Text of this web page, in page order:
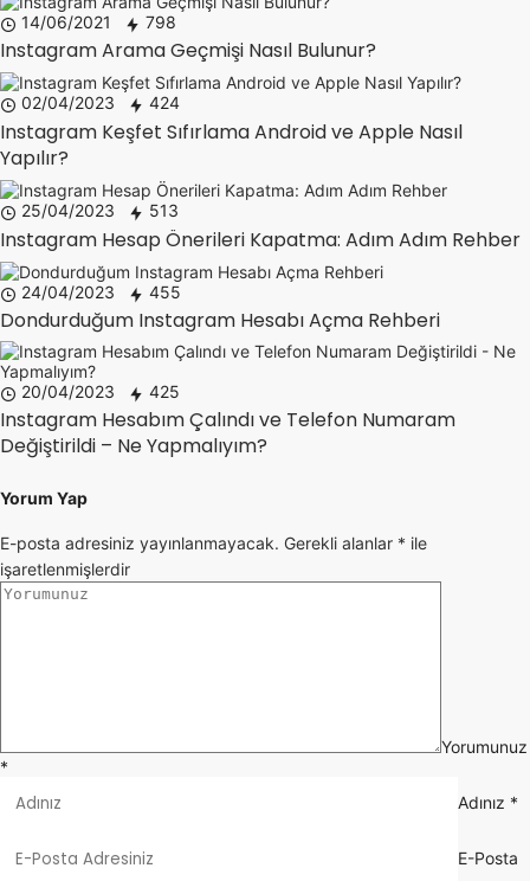
14/06/2021 798
Instagram Arama Geçmişi Nasıl Bulunur?
02/04/2023 424
Instagram Keşfet Sıfırlama Android ve Apple Nasıl
Yapılır?
25/04/2023 513
Instagram Hesap Önerileri Kapatma: Adım Adım Rehber
24/04/2023 455
Dondurduğum Instagram Hesabı Açma Rehberi
20/04/2023 425
Instagram Hesabım Çalındı ve Telefon Numaram
Değiştirildi – Ne Yapmalıyım?
Yorum Yap
E-posta adresiniz yayınlanmayacak. Gerekli alanlar * ile
işaretlenmişlerdir
Yorumunuz
*
Adınız *
E-Posta